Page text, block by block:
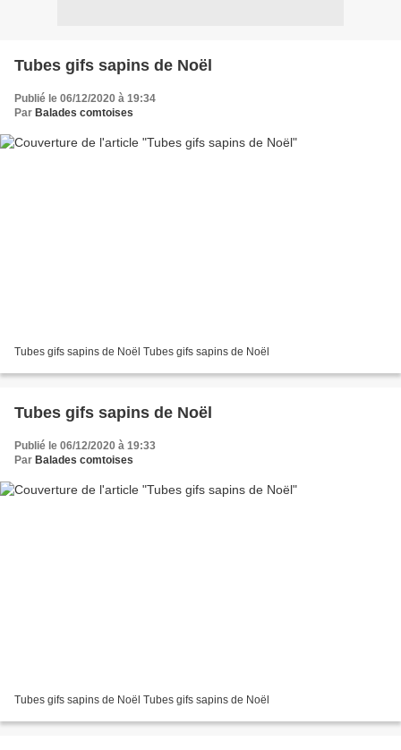
Tubes gifs sapins de Noël
Publié le 06/12/2020 à 19:34
Par Balades comtoises
Tubes gifs sapins de Noël Tubes gifs sapins de Noël
Tubes gifs sapins de Noël
Publié le 06/12/2020 à 19:33
Par Balades comtoises
Tubes gifs sapins de Noël Tubes gifs sapins de Noël